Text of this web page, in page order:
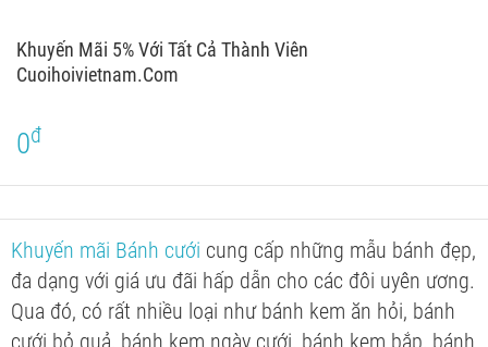
Khuyến Mãi 5% Với Tất Cả Thành Viên
Cuoihoivietnam.com
0đ
Khuyến mãi Bánh cưới cung cấp những mẫu bánh đẹp,
đa dạng với giá ưu đãi hấp dẫn cho các đôi uyên ương.
Qua đó, có rất nhiều loại như bánh kem ăn hỏi, bánh
cưới bỏ quả, bánh kem ngày cưới, bánh kem bắp, bánh